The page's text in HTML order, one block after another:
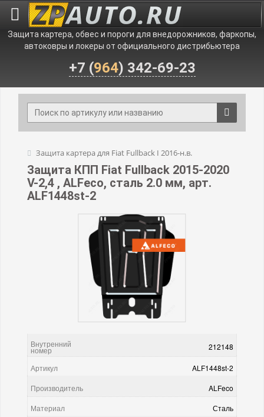
Защита картера, обвес и пороги для внедорожников, фаркопы,
автоковры и локеры от официального дистрибьютера
+7 (964) 342-69-23
Защита картера для Fiat Fullback I 2016-н.в.
Защита КПП Fiat Fullback 2015-2020
V-2,4 , ALFeco, сталь 2.0 мм, арт.
ALF1448st-2
Внутренний
номер 212148
Артикул
ALF1448st-2
Производитель
ALFeco
Материал
Сталь